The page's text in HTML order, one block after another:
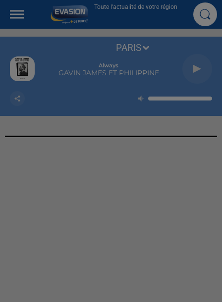
Toute l'actualité de votre région
Always
GAVIN JAMES ET PHILIPPINE
PARIS